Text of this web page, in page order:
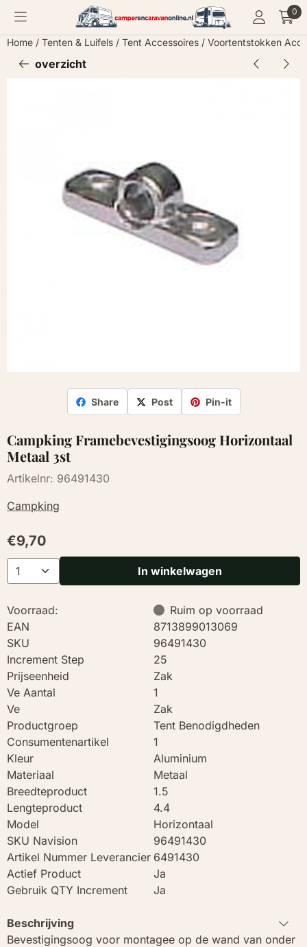
Cookievoorkeuren zijn momenteel gesloten. 0
Home / Tenten & Luifels / Tent Accessoires / Voortentstokken
overzicht
Share Post Pin-it
Campking Framebevestigingsoog Horizontaal
Metaal 3st
Artikelnr: 96491430
Campking
€9,70
Aantal In winkelwagen
Voorraad:
Ruim op voorraad
EAN
8713899013069
SKU
96491430
Increment Step
25
Prijseenheid
Zak
Ve Aantal
1
Ve
Zak
Productgroep
Tent Benodigdheden
Consumentenartikel
1
Kleur
Aluminium
Materiaal
Metaal
Breedteproduct
1.5
Lengteproduct
4.4
Model
Horizontaal
SKU Navision
96491430
Artikel Nummer Leverancier 6491430
Actief Product
Ja
Gebruik QTY Increment
Ja
Beschrijving
Bevestigingsoog voor montagee op de wand van onder